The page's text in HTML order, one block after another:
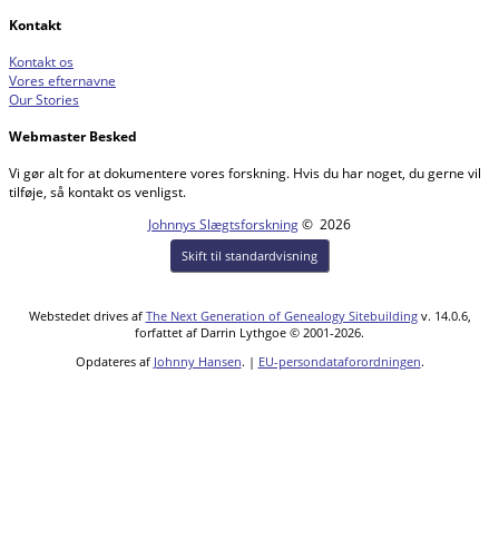
Kontakt
Kontakt os
Vores efternavne
Our Stories
Webmaster Besked
Vi gør alt for at dokumentere vores forskning. Hvis du har noget, du gerne vil
tilføje, så kontakt os venligst.
Johnnys Slægtsforskning© 2026
Skift til standardvisning
Webstedet drives af The Next Generation of Genealogy Sitebuildingv. 14.0.6,
forfattet af Darrin Lythgoe © 2001-2026.
Opdateres af Johnny Hansen. | EU-persondataforordningen.